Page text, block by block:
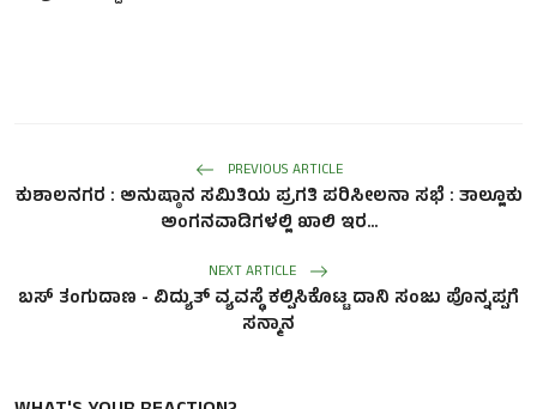
PREVIOUS ARTICLE
ಕುಶಾಲನಗರ : ಅನುಷ್ಠಾನ ಸಮಿತಿಯ ಪ್ರಗತಿ ಪರಿಸೀಲನಾ ಸಭೆ : ತಾಲ್ಲೂಕು
ಅಂಗನವಾಡಿಗಳಲ್ಲಿ ಖಾಲಿ ಇರ...
NEXT ARTICLE
ಬಸ್ ತಂಗುದಾಣ - ವಿದ್ಯುತ್ ವ್ಯವಸ್ಥೆ ಕಲ್ಪಿಸಿಕೊಟ್ಟ ದಾನಿ ಸಂಜು ಪೊನ್ನಪ್ಪಗೆ
ಸನ್ಮಾನ